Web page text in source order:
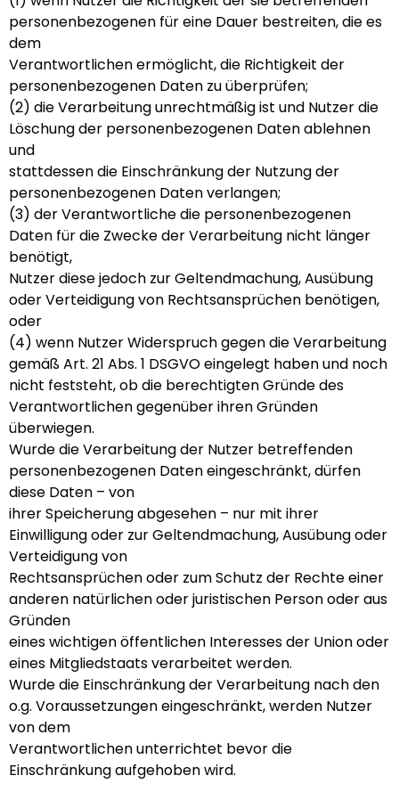
personenbezogenen für eine Dauer bestreiten, die es
dem
Verantwortlichen ermöglicht, die Richtigkeit der
personenbezogenen Daten zu überprüfen;
(2) die Verarbeitung unrechtmäßig ist und Nutzer die
Löschung der personenbezogenen Daten ablehnen
und
stattdessen die Einschränkung der Nutzung der
personenbezogenen Daten verlangen;
(3) der Verantwortliche die personenbezogenen
Daten für die Zwecke der Verarbeitung nicht länger
benötigt,
Nutzer diese jedoch zur Geltendmachung, Ausübung
oder Verteidigung von Rechtsansprüchen benötigen,
oder
(4) wenn Nutzer Widerspruch gegen die Verarbeitung
gemäß Art. 21 Abs. 1 DSGVO eingelegt haben und noch
nicht feststeht, ob die berechtigten Gründe des
Verantwortlichen gegenüber ihren Gründen
überwiegen.
Wurde die Verarbeitung der Nutzer betreffenden
personenbezogenen Daten eingeschränkt, dürfen
diese Daten – von
ihrer Speicherung abgesehen – nur mit ihrer
Einwilligung oder zur Geltendmachung, Ausübung oder
Verteidigung von
Rechtsansprüchen oder zum Schutz der Rechte einer
anderen natürlichen oder juristischen Person oder aus
Gründen
eines wichtigen öffentlichen Interesses der Union oder
eines Mitgliedstaats verarbeitet werden.
Wurde die Einschränkung der Verarbeitung nach den
o.g. Voraussetzungen eingeschränkt, werden Nutzer
von dem
Verantwortlichen unterrichtet bevor die
Einschränkung aufgehoben wird.